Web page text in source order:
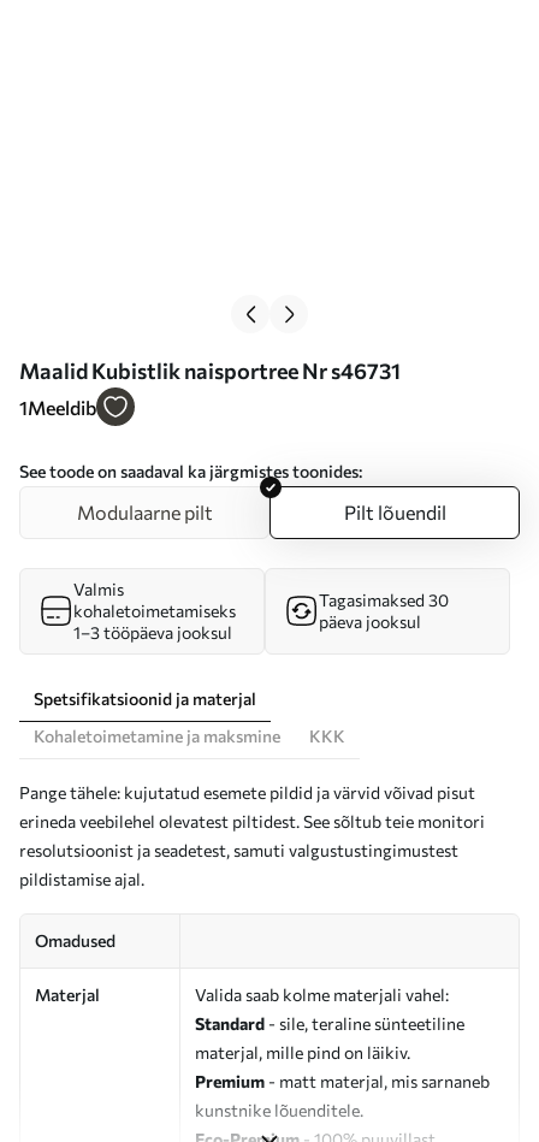
Maalid Kubistlik naisportree Nr s46731
1Meeldib
See toode on saadaval ka järgmistes toonides:
Modulaarne pilt Pilt lõuendil
Valmis
kohaletoimetamiseks
1–3 tööpäeva jooksul
Tagasimaksed 30
päeva jooksul
Spetsifikatsioonid ja materjal
Kohaletoimetamine ja maksmine
KKK
Pange tähele: kujutatud esemete pildid ja värvid võivad pisut
erineda veebilehel olevatest piltidest. See sõltub teie monitori
resolutsioonist ja seadetest, samuti valgustustingimustest
pildistamise ajal.
Omadused
Materjal
Valida saab kolme materjali vahel:
Standard - sile, teraline sünteetiline
materjal, mille pind on läikiv.
Premium - matt materjal, mis sarnaneb
kunstnike lõuenditele.